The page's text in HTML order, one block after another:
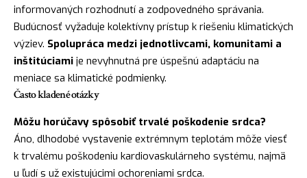
informovaných rozhodnutí a zodpovedného správania.
Budúcnosť vyžaduje kolektívny prístup k riešeniu klimatických
výziev. Spolupráca medzi jednotlivcami, komunitami a
inštitúciami je nevyhnutná pre úspešnú adaptáciu na
meniace sa klimatické podmienky.
Často kladené otázky
Môžu horúčavy spôsobiť trvalé poškodenie srdca?
Áno, dlhodobé vystavenie extrémnym teplotám môže viesť
k trvalému poškodeniu kardiovaskulárneho systému, najmä
u ľudí s už existujúcimi ochoreniami srdca.